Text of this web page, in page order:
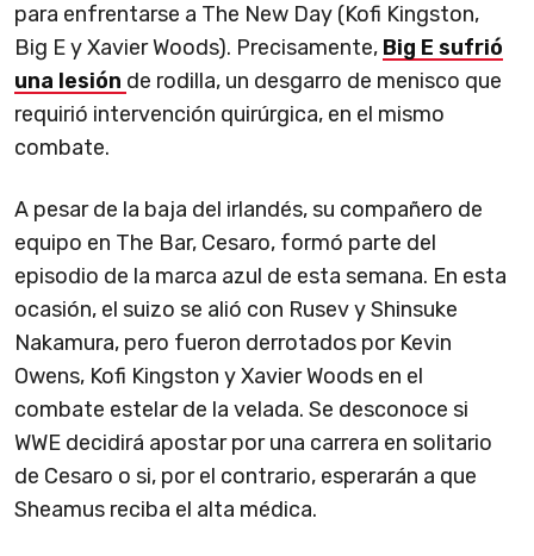
para enfrentarse a The New Day (Kofi Kingston,
Big E y Xavier Woods). Precisamente, Big E sufrió
una lesión de rodilla, un desgarro de menisco que
requirió intervención quirúrgica, en el mismo
combate.
A pesar de la baja del irlandés, su compañero de
equipo en The Bar, Cesaro, formó parte del
episodio de la marca azul de esta semana. En esta
ocasión, el suizo se alió con Rusev y Shinsuke
Nakamura, pero fueron derrotados por Kevin
Owens, Kofi Kingston y Xavier Woods en el
combate estelar de la velada. Se desconoce si
WWE decidirá apostar por una carrera en solitario
de Cesaro o si, por el contrario, esperarán a que
Sheamus reciba el alta médica.